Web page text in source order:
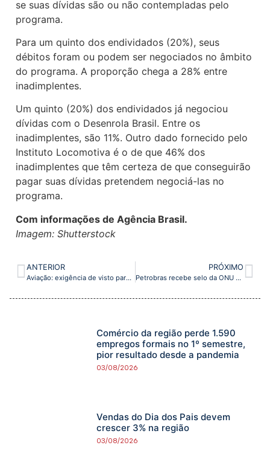
se suas dívidas são ou não contempladas pelo
programa.
Para um quinto dos endividados (20%), seus
débitos foram ou podem ser negociados no âmbito
do programa. A proporção chega a 28% entre
inadimplentes.
Um quinto (20%) dos endividados já negociou
dívidas com o Desenrola Brasil. Entre os
inadimplentes, são 11%. Outro dado fornecido pelo
Instituto Locomotiva é o de que 46% dos
inadimplentes que têm certeza de que conseguirão
pagar suas dívidas pretendem negociá-las no
programa.
Com informações de Agência Brasil.
Imagem: Shutterstock
ANTERIOR
Aviação: exigência de visto para tripulantes pode afetar tráfego para Brasil, alertam entidades
PRÓXIMO
Petrobras recebe selo da ONU por transparência em emissões de metano
Comércio da região perde 1.590
empregos formais no 1º semestre,
pior resultado desde a pandemia
03/08/2026
Vendas do Dia dos Pais devem
crescer 3% na região
03/08/2026